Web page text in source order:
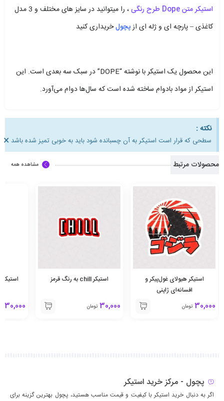
استیکر متن Dope طرح رنگی
، را میتوانید در سایز های مختلف و 3 مدل
کاغذی – پارچه ای و ژله ای ازپچولخریداری کنید
این محصول یک استیکر با نوشته “DOPE” در سبک سه بعدی است. این
استیکر از مواد بادوام ساخته شده است که سال‌ها دوام می‌آورد.
نکته :
سطحی که قرار است استیکر به آن چسبانده شود باید به خوبی تمیز شده باشد ×
محصولات مرتبط مشاهده همه
استیکر هیولای غول‌پیکر و
افسانه‌ای ژاپنی
30,000 تومان
استیکر chill به رنگ قرمز
30,000 تومان
استیکر
30,000
پچول - مرکز خرید استیکر
اگر به دنبال خرید استیکر با کیفیت و قیمت مناسب هستید، پچول بهترین گزینه برای